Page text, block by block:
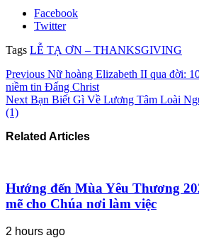
Facebook
Twitter
Tags LỄ TẠ ƠN – THANKSGIVING
Previous Nữ hoàng Elizabeth II qua đời:
niềm tin Đấng Christ
Next Bạn Biết Gì Về Lương Tâm Loài
(1)
Related Articles
Hướng đến Mùa Yêu Thương
mẽ cho Chúa nơi làm việc
2 hours ago